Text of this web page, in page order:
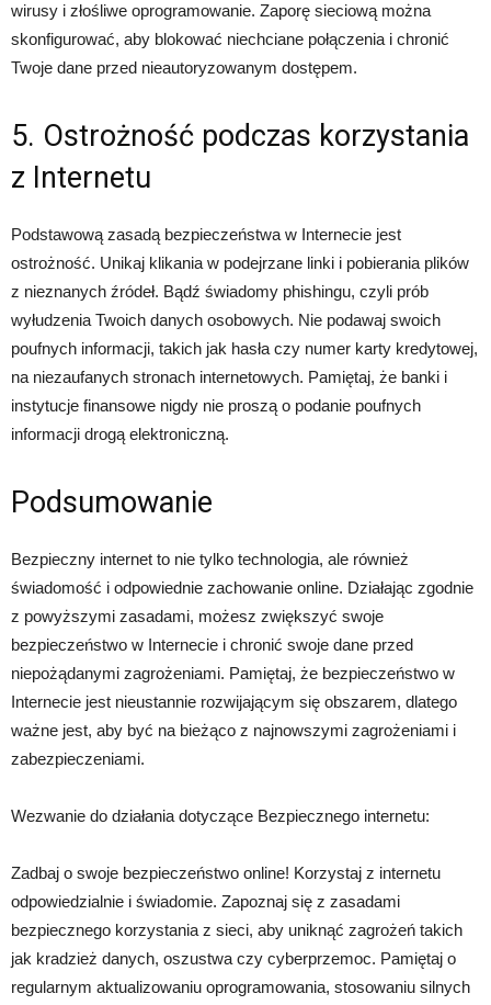
wirusy i złośliwe oprogramowanie. Zaporę sieciową można
skonfigurować, aby blokować niechciane połączenia i chronić
Twoje dane przed nieautoryzowanym dostępem.
5. Ostrożność podczas korzystania
z Internetu
Podstawową zasadą bezpieczeństwa w Internecie jest
ostrożność. Unikaj klikania w podejrzane linki i pobierania plików
z nieznanych źródeł. Bądź świadomy phishingu, czyli prób
wyłudzenia Twoich danych osobowych. Nie podawaj swoich
poufnych informacji, takich jak hasła czy numer karty kredytowej,
na niezaufanych stronach internetowych. Pamiętaj, że banki i
instytucje finansowe nigdy nie proszą o podanie poufnych
informacji drogą elektroniczną.
Podsumowanie
Bezpieczny internet to nie tylko technologia, ale również
świadomość i odpowiednie zachowanie online. Działając zgodnie
z powyższymi zasadami, możesz zwiększyć swoje
bezpieczeństwo w Internecie i chronić swoje dane przed
niepożądanymi zagrożeniami. Pamiętaj, że bezpieczeństwo w
Internecie jest nieustannie rozwijającym się obszarem, dlatego
ważne jest, aby być na bieżąco z najnowszymi zagrożeniami i
zabezpieczeniami.
Wezwanie do działania dotyczące Bezpiecznego internetu:
Zadbaj o swoje bezpieczeństwo online! Korzystaj z internetu
odpowiedzialnie i świadomie. Zapoznaj się z zasadami
bezpiecznego korzystania z sieci, aby uniknąć zagrożeń takich
jak kradzież danych, oszustwa czy cyberprzemoc. Pamiętaj o
regularnym aktualizowaniu oprogramowania, stosowaniu silnych